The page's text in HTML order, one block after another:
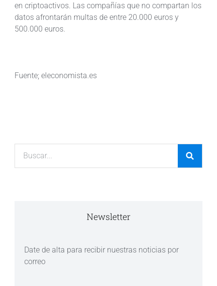
en criptoactivos. Las compañías que no compartan los
datos afrontarán multas de entre 20.000 euros y
500.000 euros.
Fuente; eleconomista.es
Newsletter
Date de alta para recibir nuestras noticias por
correo